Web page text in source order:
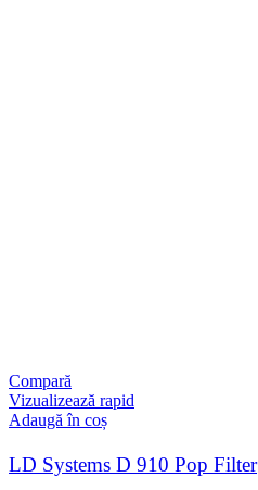
Compară
Vizualizează rapid
Adaugă în coș
LD Systems D 910 Pop Filter